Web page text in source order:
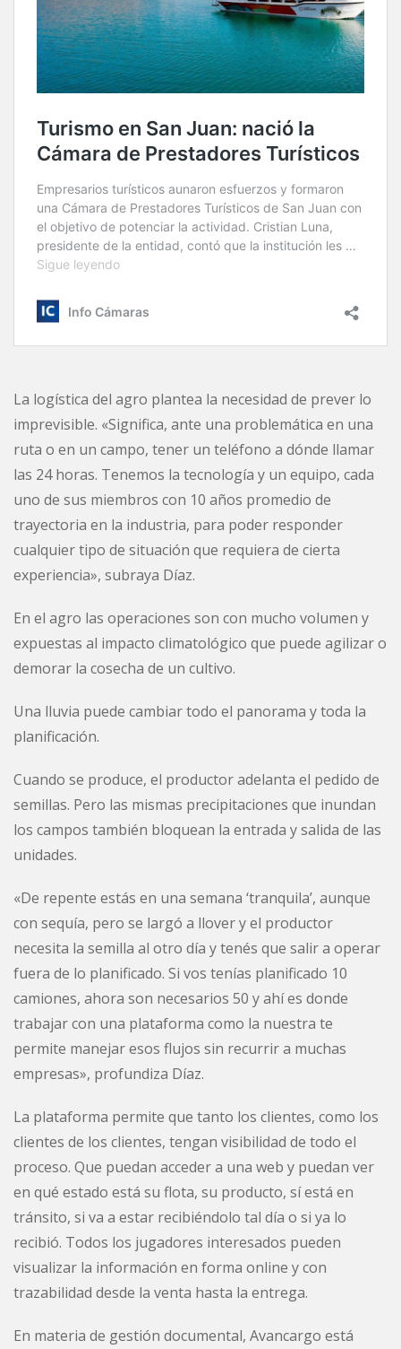
La logística del agro plantea la necesidad de prever lo
imprevisible. «Significa, ante una problemática en una
ruta o en un campo, tener un teléfono a dónde llamar
las 24 horas. Tenemos la tecnología y un equipo, cada
uno de sus miembros con 10 años promedio de
trayectoria en la industria, para poder responder
cualquier tipo de situación que requiera de cierta
experiencia», subraya Díaz.
En el agro las operaciones son con mucho volumen y
expuestas al impacto climatológico que puede agilizar o
demorar la cosecha de un cultivo.
Una lluvia puede cambiar todo el panorama y toda la
planificación.
Cuando se produce, el productor adelanta el pedido de
semillas. Pero las mismas precipitaciones que inundan
los campos también bloquean la entrada y salida de las
unidades.
«De repente estás en una semana ‘tranquila’, aunque
con sequía, pero se largó a llover y el productor
necesita la semilla al otro día y tenés que salir a operar
fuera de lo planificado. Si vos tenías planificado 10
camiones, ahora son necesarios 50 y ahí es donde
trabajar con una plataforma como la nuestra te
permite manejar esos flujos sin recurrir a muchas
empresas», profundiza Díaz.
La plataforma permite que tanto los clientes, como los
clientes de los clientes, tengan visibilidad de todo el
proceso. Que puedan acceder a una web y puedan ver
en qué estado está su flota, su producto, sí está en
tránsito, si va a estar recibiéndolo tal día o si ya lo
recibió. Todos los jugadores interesados pueden
visualizar la información en forma online y con
trazabilidad desde la venta hasta la entrega.
En materia de gestión documental, Avancargo está